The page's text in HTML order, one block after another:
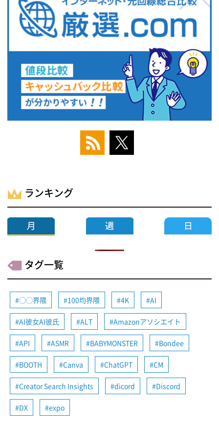
ランキング
タグ一覧
◯◯界隈 100均界隈 4K AI
AI彼女AI彼氏 ALT Amazonアソシエイト
API ASMR BABYMONSTER Bondee
BOOTH Canva ChatGPT CM
Creator Search Insights dicord Discord
DX expo